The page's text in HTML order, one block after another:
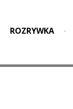
ROZRYWKA